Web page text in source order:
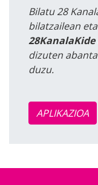
Bilatu 28
bilatzailean
28KanalaKide
dizuten
duzu.
APLIKAZIOA